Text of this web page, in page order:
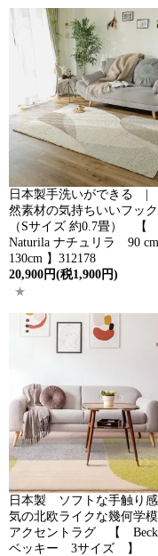
日本製手洗いができる
然素材の気持ちいいフッ
（Sサイズ 約0.7畳） 【
Naturila ナチュリラ 90
130cm 】312178
20,900円(税1,900円)
日本製 ソフトな手触り感
気の北欧ライクな幾何学
アクセントラグ 【
ベッキー 3サイズ 】